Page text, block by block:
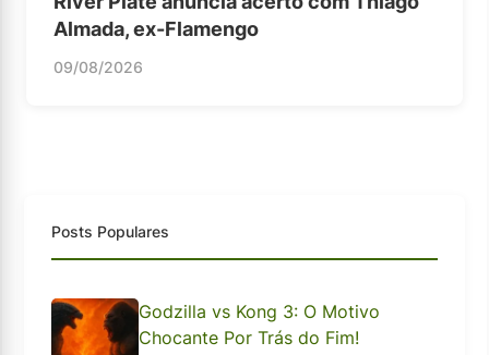
Almada, ex-Flamengo
09/08/2026
Posts Populares
Godzilla vs Kong 3: O Motivo
Chocante Por Trás do Fim!